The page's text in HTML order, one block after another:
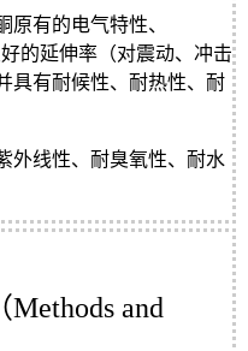
有的电气特性、
的延伸率（对震动、冲击
具有耐候性、耐热性、耐
外线性、耐臭氧性、耐水
and